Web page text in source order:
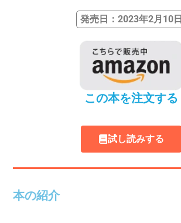
発売日：2023年2月10日
この本を注文する
試し読みする
本の紹介